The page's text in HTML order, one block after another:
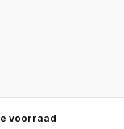
voorraad